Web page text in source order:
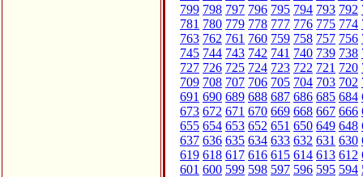
799 798 797 796 795 794 793 792
781 780 779 778 777 776 775 774
763 762 761 760 759 758 757 756
745 744 743 742 741 740 739 738
727 726 725 724 723 722 721 720
709 708 707 706 705 704 703 702
691 690 689 688 687 686 685 684
673 672 671 670 669 668 667 666
655 654 653 652 651 650 649 648
637 636 635 634 633 632 631 630
619 618 617 616 615 614 613 612
601 600 599 598 597 596 595 594